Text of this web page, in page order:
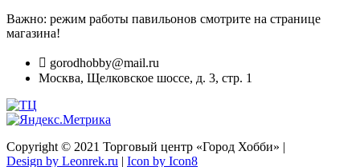
Важно: режим работы павильонов смотрите на странице
магазина!
gorodhobby@mail.ru
Москва, Щелковское шоссе, д. 3, стр. 1
Copyright © 2021 Торговый центр «Город Хобби» |
Design by Leonrek.ru | Icon by Icon8